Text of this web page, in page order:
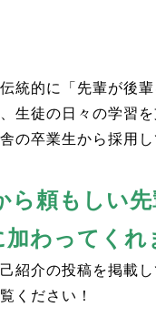
統的に「先輩が後
生徒の日々の学習
の卒業生から採用し
ら頼もしい
わってくれ
紹介の投稿を掲載
ください！